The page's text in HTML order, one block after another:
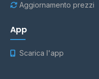
Aggiornamento prezzi
App
Scarica l'app